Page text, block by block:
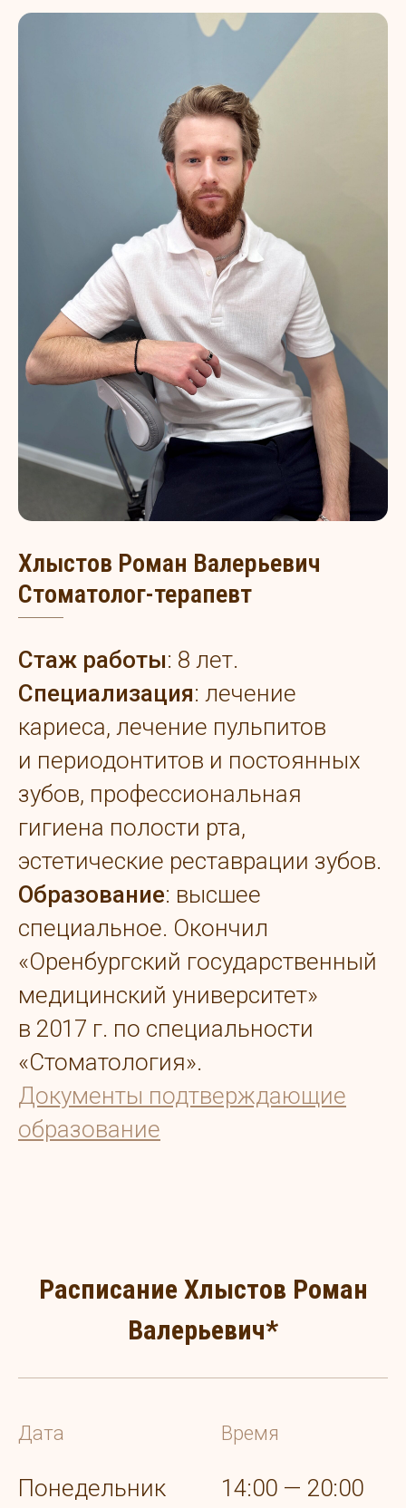
Хлыстов Роман Валерьевич
Стоматолог-терапевт
Стаж работы: 8 лет.
Специализация: лечение
кариеса, лечение пульпитов
и периодонтитов и постоянных
зубов, профессиональная
гигиена полости рта,
эстетические реставрации зубов.
Образование: высшее
специальное. Окончил
«Оренбургский государственный
медицинский университет»
в 2017 г. по специальности
«Стоматология».
Документы подтверждающие
образование
Расписание Хлыстов Роман
Валерьевич*
Дата Время
Понедельник 14:00 — 20:00